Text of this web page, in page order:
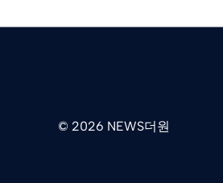
© 2026 NEWS더원